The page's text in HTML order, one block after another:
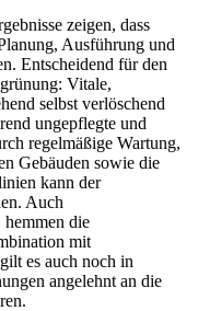
zeigen, dass
Ausführung und
Entscheidend für den
Vitale,
selbst verlöschend
ungepflegte und
regelmäßige Wartung,
Gebäuden sowie die
kann der
Auch
hemmen die
mit
es auch noch in
angelehnt an die